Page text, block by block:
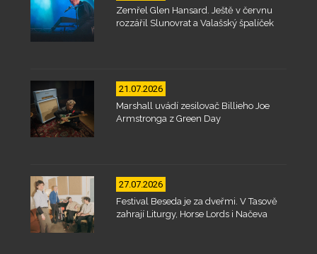
Zemřel Glen Hansard. Ještě v červnu
rozzářil Slunovrat a Valašský špalíček
21.07.2026
Marshall uvádí zesilovač Billieho Joe
Armstronga z Green Day
27.07.2026
Festival Beseda je za dveřmi. V Tasově
zahrají Liturgy, Horse Lords i Načeva